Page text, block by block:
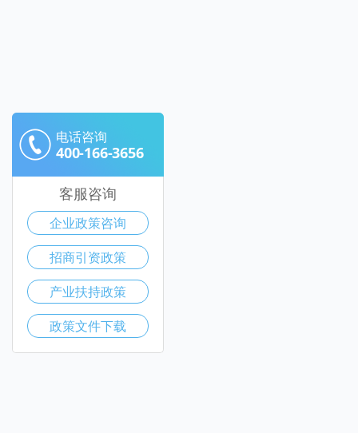
电话咨询
400-166-3656
客服咨询
企业政策咨询
招商引资政策
产业扶持政策
政策文件下载